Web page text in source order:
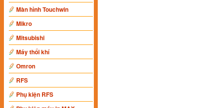
Màn hình Touchwin
Mikro
Mitsubishi
Máy thổi khí
Omron
RFS
Phụ kiện RFS